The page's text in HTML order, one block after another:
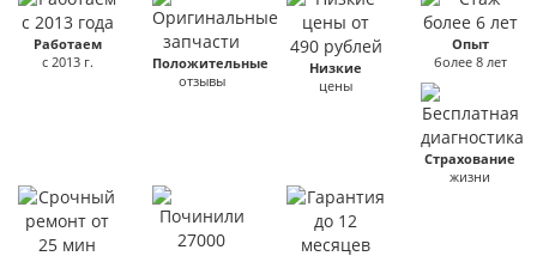
Работаем
с 2013 г.
Положительные
отзывы
Низкие
цены
Опыт
более 8 лет
Страхование
жизни